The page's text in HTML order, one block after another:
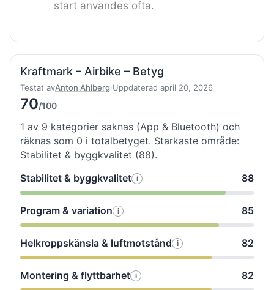
start användes ofta.
Kraftmark – Airbike – Betyg
Testat avAnton Ahlberg·Uppdaterad april 20, 2026
70/100
1 av 9 kategorier saknas (App & Bluetooth) och
räknas som 0 i totalbetyget. Starkaste område:
Stabilitet & byggkvalitet (88).
Stabilitet & byggkvalitet i
Så
Stabilitet
byggkvalitet
88
Program & variation i
Så
Program
85
Helkroppskänsla & luftmotstånd i
Så
82
Montering & flyttbarhet i
Så
82